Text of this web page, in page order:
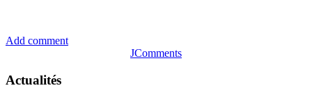
Add comment
JComments
Actualités